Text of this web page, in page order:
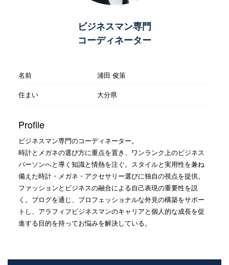
ビジネスマン専門
コーディネーター
名前
浦田 俊策
住まい
大分県
Profile
ビジネスマン専門のコーディネーター。
時計とメガネの選び方に重点を置き、ワンランク上のビジネス
パーソンへと導く知識と情熱を注ぐ。スタイルと実用性を兼ね
備えた時計・メガネ・アクセサリー選びに独自の視点を提供。
ファッションとビジネスの融合による自己表現の重要性を説
く。ブログを通じ、プロフェッショナルな外見の構築をサポー
トし、アラフィフビジネスマンのキャリアと個人的な成長を促
進する目的を持ってお悩みを解決している。